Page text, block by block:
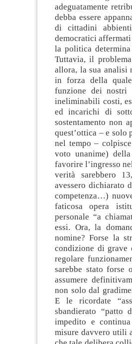
adeguatamente
debba essere
di cittadini
democratici
la politica
Tuttavia, il
allora, la sua analisi
in forza della
funzione dei nostri
ineliminabili costi,
ed incarichi di
sostentamento non
quest’ottica – e solo
nel tempo –
voto unanime)
favorire l’ingresso
verità sarebbero
avessero dichiarato
competenza…)
faticosa opera
personale “a
essi. Ora, la
nomine? Forse la
condizione di grave
regolare
sarebbe stato forse
assumere
non solo dal
E le ricordate
sbandierato “patto
impedito e
misure davvero utili